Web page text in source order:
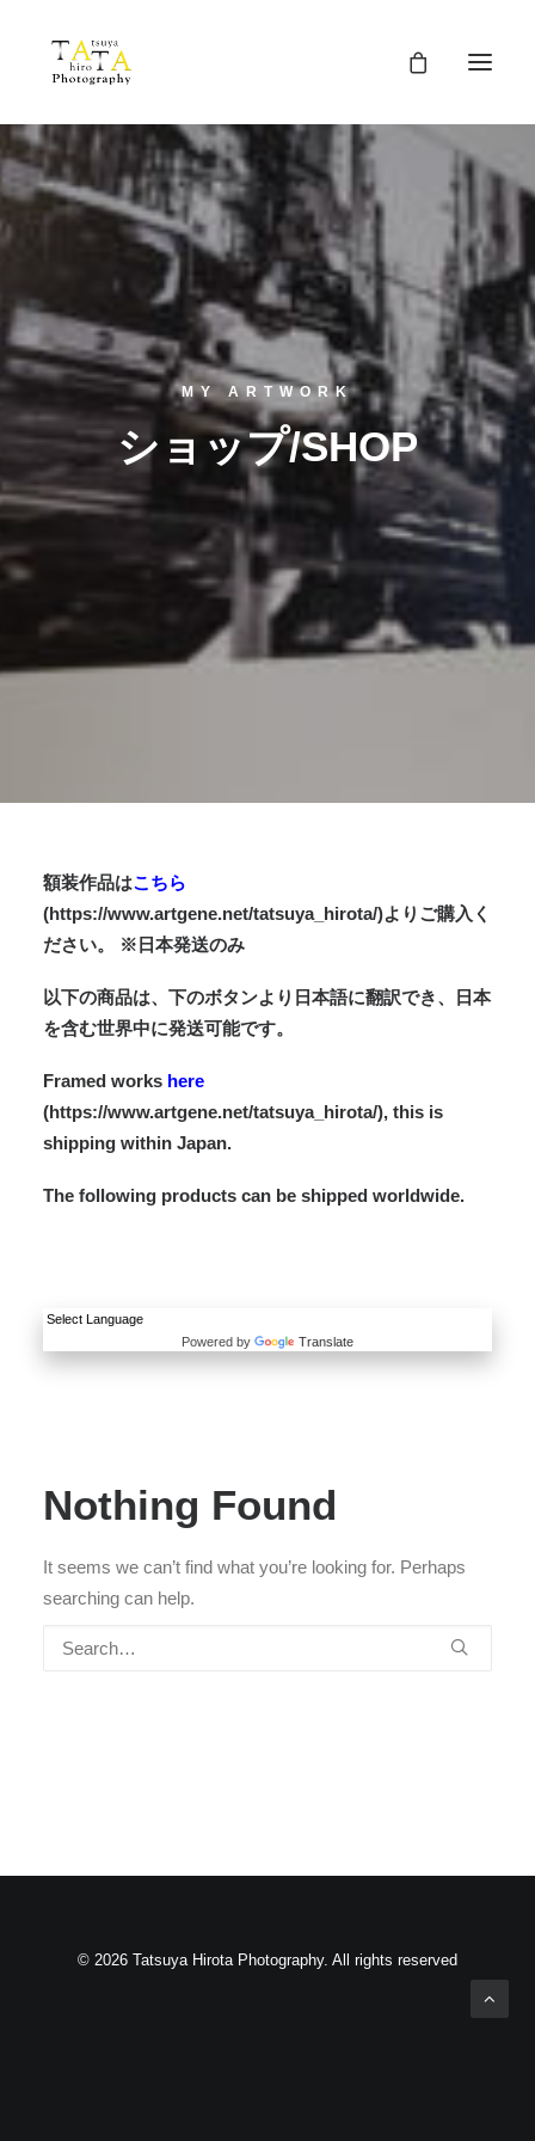
MY ARTWORK
ショップ/SHOP
額装作品はこちら
(https://www.artgene.net/tatsuya_hirota/)よりご購入く
ださい。 ※日本発送のみ
以下の商品は、下のボタンより日本語に翻訳でき、日本
を含む世界中に発送可能です。
Framed works here
(https://www.artgene.net/tatsuya_hirota/), this is
shipping within Japan.
The following products can be shipped worldwide.
Powered by Translate
Nothing Found
It seems we can’t find what you’re looking for. Perhaps
searching can help.
© 2026 Tatsuya Hirota Photography. All rights reserved